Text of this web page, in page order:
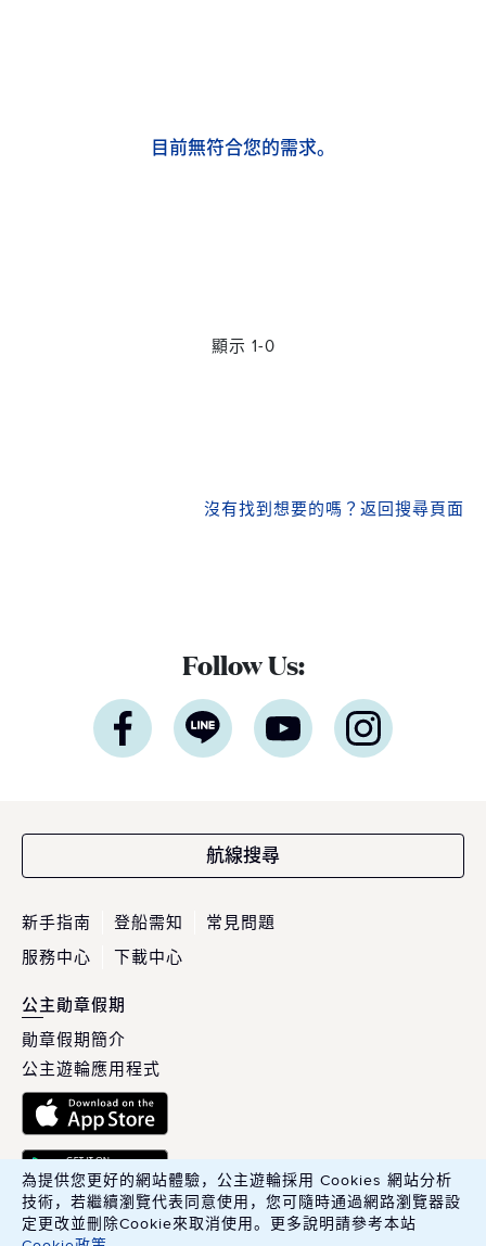
目前無符合您的需求。
顯示 1-0
沒有找到想要的嗎？ 返回搜尋頁面
Follow Us:
航線搜尋
新手指南 登船需知
常見問題
服務中心
下載中心
公主勛章假期
勛章假期簡介
公主遊輪應用程式
為提供您更好的網站體驗，公主遊輪採用 Cookies 網站分析
技術，若繼續瀏覽代表同意使用，您可隨時通過網路瀏覽器設
定更改並刪除Cookie來取消使用。更多說明請參考本站